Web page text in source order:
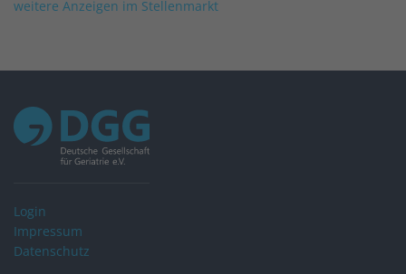
weitere Anzeigen im Stellenmarkt
Login
Impressum
Datenschutz